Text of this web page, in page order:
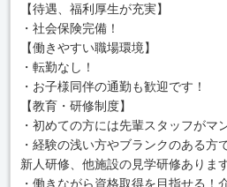
【待遇、福利厚生が充実】
・社会保険完備！
【働きやすい職場環境】
・転勤なし！
・お子様同伴の通勤も歓迎です！
【教育・研修制度】
・初めての方には先輩スタッフがマ
・経験の浅い方やブランクのある方
新人研修、他施設の見学研修ありま
・働きながら資格取得を目指せる！